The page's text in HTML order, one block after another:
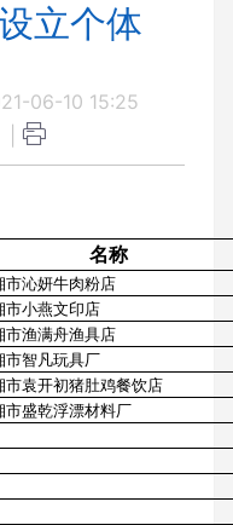
立个体
06-10 15:25
名称
市沁妍牛肉粉店
市小燕文印店
市渔满舟渔具店
市智凡玩具厂
市袁开初猪肚鸡餐饮店
市盛乾浮漂材料厂